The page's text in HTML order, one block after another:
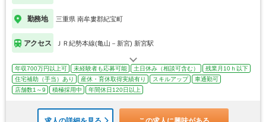
勤務地 三重県 南牟婁郡紀宝町
アクセス ＪＲ紀勢本線(亀山－新宮) 新宮駅
年収700万円以上可 未経験者も応募可能 土日休み（相談可含む）
残業月10ｈ以下
住宅補助（手当）あり
産休・育休取得実績有り スキルアップ
車通勤可
店舗数1～9
積極採用中 年間休日120日以上